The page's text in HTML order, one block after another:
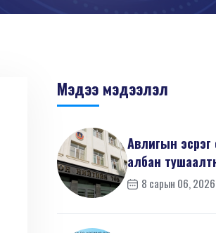
Мэдээ мэдээлэл
Авлигын эсрэг
албан
8 сарын 06, 2026